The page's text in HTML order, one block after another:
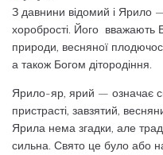
З давнини відомий і Ярило
хоробрості. Його вважають
природи, весняної
а також Богом дітородіння.
Ярило-яр, ярий — означає
пристрасті, завзятий,
Ярила нема згадки, але
сильна. Свято це було або